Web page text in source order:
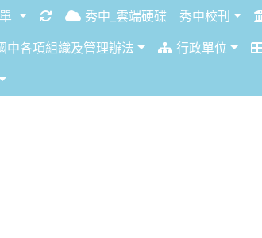
重新取得佈景設定
秀中_雲端硬碟 秀中校刊
中各項組織及管理辦法
行政單位
告-平衡表